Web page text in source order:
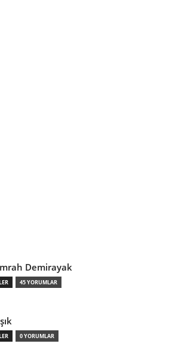
Demirayak
45 YORUMLAR
0 YORUMLAR